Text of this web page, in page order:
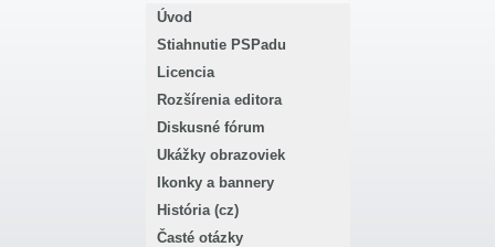
Úvod
Stiahnutie PSPadu
Licencia
Rozšírenia editora
Diskusné fórum
Ukážky obrazoviek
Ikonky a bannery
História (cz)
Časté otázky